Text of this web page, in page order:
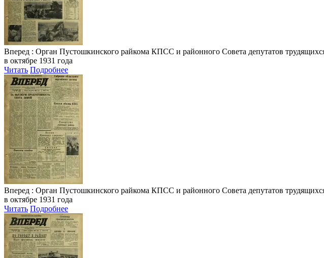
Вперед : Орган Пустошкинского райкома КПСС и районного Совета депутатов
в октябре 1931 года
Читать Подробнее
Вперед : Орган Пустошкинского райкома КПСС и районного Совета депутатов
в октябре 1931 года
Читать Подробнее